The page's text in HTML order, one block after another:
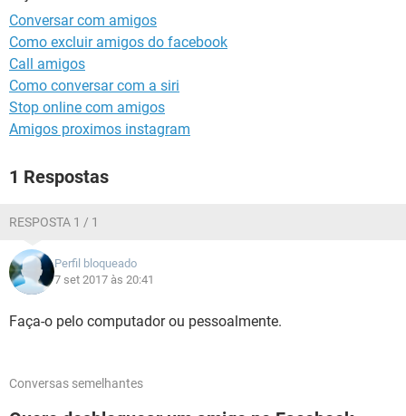
GUIA DE COMPRAS
Conversar com amigos
Como excluir amigos do facebook
Call amigos
Como conversar com a siri
Stop online com amigos
Amigos proximos instagram
1 Respostas
RESPOSTA 1 / 1
Perfil bloqueado
7 set 2017 às 20:41
Faça-o pelo computador ou pessoalmente.
Conversas semelhantes